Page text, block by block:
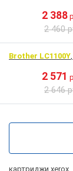
2 388
2 460
Brother LC1100Y
2 571
2 646
картриджи xerox